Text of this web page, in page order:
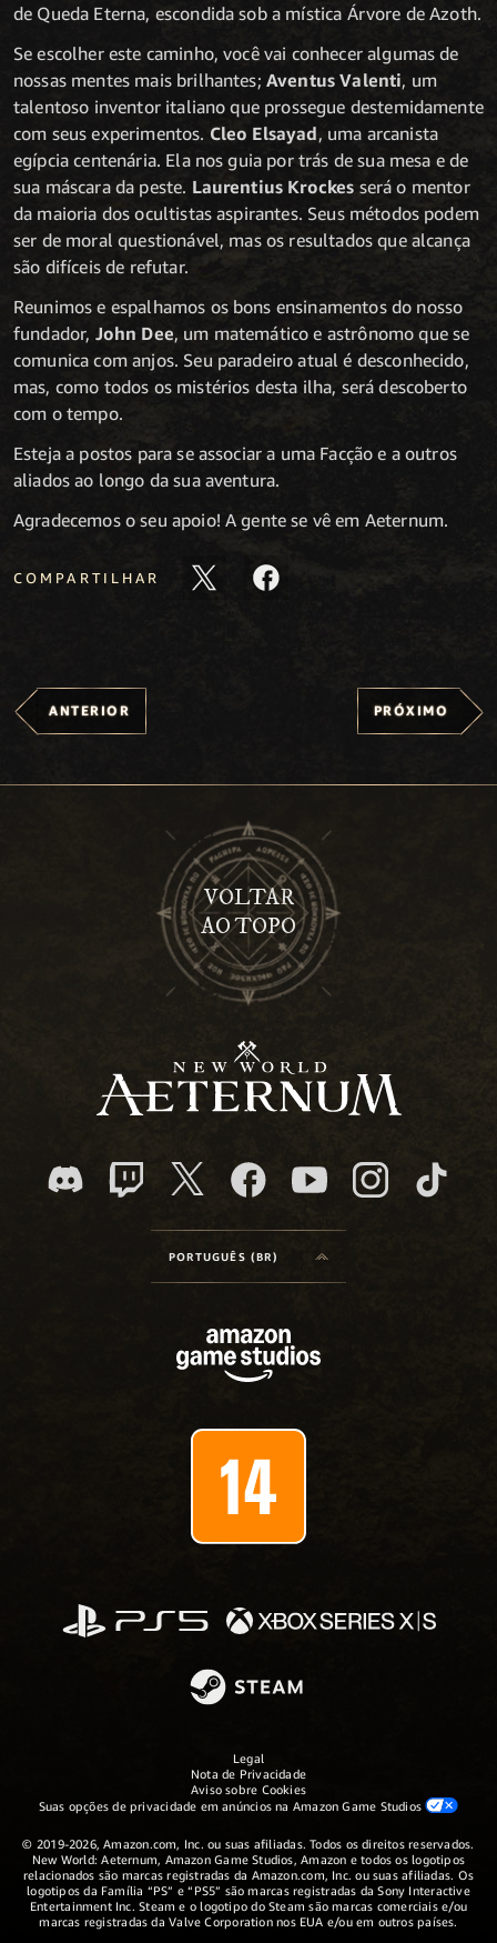
de Queda Eterna, escondida sob a mística Árvore de Azoth.
Se escolher este caminho, você vai conhecer algumas de
nossas mentes mais brilhantes; Aventus Valenti, um
talentoso inventor italiano que prossegue destemidamente
com seus experimentos. Cleo Elsayad, uma arcanista
egípcia centenária. Ela nos guia por trás de sua mesa e de
sua máscara da peste. Laurentius Krockes será o mentor
da maioria dos ocultistas aspirantes. Seus métodos podem
ser de moral questionável, mas os resultados que alcança
são difíceis de refutar.
Reunimos e espalhamos os bons ensinamentos do nosso
fundador, John Dee, um matemático e astrônomo que se
comunica com anjos. Seu paradeiro atual é desconhecido,
mas, como todos os mistérios desta ilha, será descoberto
com o tempo.
Esteja a postos para se associar a uma Facção e a outros
aliados ao longo da sua aventura.
Agradecemos o seu apoio! A gente se vê em Aeternum.
COMPARTILHAR
ANTERIOR PRÓXIMO
VOLTAR
AO TOPO
PORTUGUÊS (BR)
Legal
Nota de Privacidade
Aviso sobre Cookies
Suas opções de privacidade em anúncios na Amazon Game Studios
© 2019-2026, Amazon.com, Inc. ou suas afiliadas. Todos os direitos reservados.
New World: Aeternum, Amazon Game Studios, Amazon e todos os logotipos
relacionados são marcas registradas da Amazon.com, Inc. ou suas afiliadas. Os
logotipos da Família “PS” e “PS5” são marcas registradas da Sony Interactive
Entertainment Inc. Steam e o logotipo do Steam são marcas comerciais e/ou
marcas registradas da Valve Corporation nos EUA e/ou em outros países.